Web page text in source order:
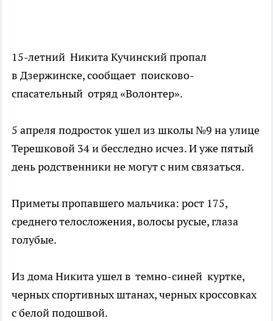
15-летний Никита Кучинский пропал
в Дзержинске, сообщает поисково-
спасательный отряд «Волонтер».
5 апреля подросток ушел из школы №9 на улице
Терешковой 34 и бесследно исчез. И уже пятый
день родственники не могут с ним связаться.
Приметы пропавшего мальчика: рост 175,
среднего телосложения, волосы русые, глаза
голубые.
Из дома Никита ушел в темно-синей куртке,
черных спортивных штанах, черных кроссовках
с белой подошвой.